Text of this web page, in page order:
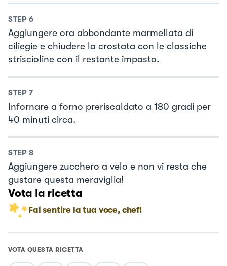
STEP 6
Aggiungere ora abbondante marmellata di
ciliegie e chiudere la crostata con le classiche
striscioline con il restante impasto.
STEP 7
Infornare a forno preriscaldato a 180 gradi per
40 minuti circa.
STEP 8
Aggiungere zucchero a velo e non vi resta che
gustare questa meraviglia!
Vota la ricetta
Fai sentire la tua voce, chef!
VOTA QUESTA RICETTA